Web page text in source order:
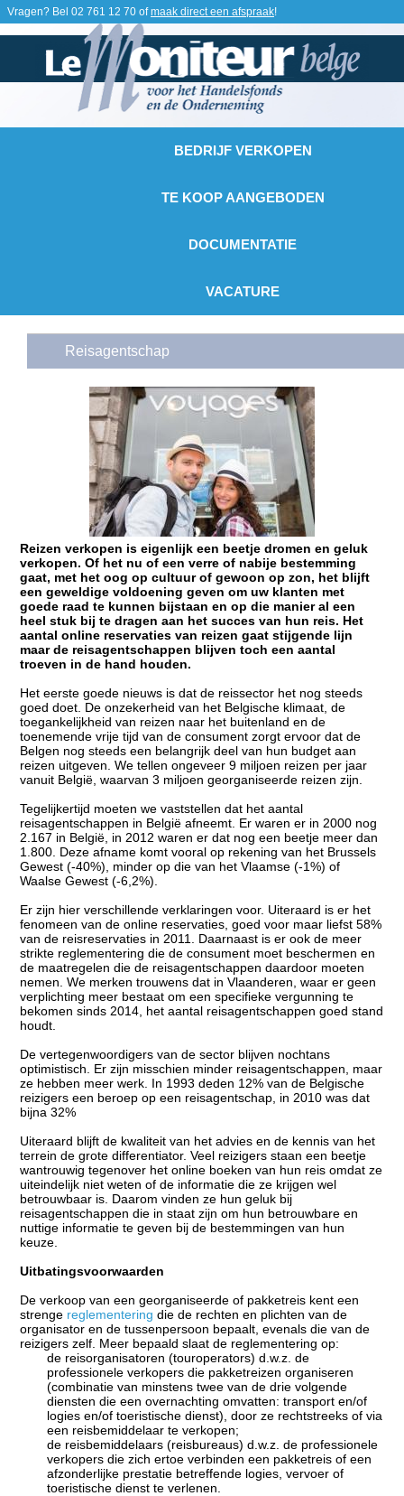
Vragen? Bel 02 761 12 70 ofmaak direct een afspraak!
BEDRIJF VERKOPEN
TE KOOP AANGEBODEN
DOCUMENTATIE
VACATURE
Reisagentschap
Reizen verkopen is eigenlijk een beetje dromen en geluk
verkopen. Of het nu of een verre of nabije bestemming
gaat, met het oog op cultuur of gewoon op zon, het blijft
een geweldige voldoening geven om uw klanten met
goede raad te kunnen bijstaan en op die manier al een
heel stuk bij te dragen aan het succes van hun reis. Het
aantal online reservaties van reizen gaat stijgende lijn
maar de reisagentschappen blijven toch een aantal
troeven in de hand houden.
Het eerste goede nieuws is dat de reissector het nog steeds
goed doet. De onzekerheid van het Belgische klimaat, de
toegankelijkheid van reizen naar het buitenland en de
toenemende vrije tijd van de consument zorgt ervoor dat de
Belgen nog steeds een belangrijk deel van hun budget aan
reizen uitgeven. We tellen ongeveer 9 miljoen reizen per jaar
vanuit België, waarvan 3 miljoen georganiseerde reizen zijn.
Tegelijkertijd moeten we vaststellen dat het aantal
reisagentschappen in België afneemt. Er waren er in 2000 nog
2.167 in België, in 2012 waren er dat nog een beetje meer dan
1.800. Deze afname komt vooral op rekening van het Brussels
Gewest (-40%), minder op die van het Vlaamse (-1%) of
Waalse Gewest (-6,2%).
Er zijn hier verschillende verklaringen voor. Uiteraard is er het
fenomeen van de online reservaties, goed voor maar liefst 58%
van de reisreservaties in 2011. Daarnaast is er ook de meer
strikte reglementering die de consument moet beschermen en
de maatregelen die de reisagentschappen daardoor moeten
nemen. We merken trouwens dat in Vlaanderen, waar er geen
verplichting meer bestaat om een specifieke vergunning te
bekomen sinds 2014, het aantal reisagentschappen goed stand
houdt.
De vertegenwoordigers van de sector blijven nochtans
optimistisch. Er zijn misschien minder reisagentschappen, maar
ze hebben meer werk. In 1993 deden 12% van de Belgische
reizigers een beroep op een reisagentschap, in 2010 was dat
bijna 32%
Uiteraard blijft de kwaliteit van het advies en de kennis van het
terrein de grote differentiator. Veel reizigers staan een beetje
wantrouwig tegenover het online boeken van hun reis omdat ze
uiteindelijk niet weten of de informatie die ze krijgen wel
betrouwbaar is. Daarom vinden ze hun geluk bij
reisagentschappen die in staat zijn om hun betrouwbare en
nuttige informatie te geven bij de bestemmingen van hun
keuze.
Uitbatingsvoorwaarden
De verkoop van een georganiseerde of pakketreis kent een
strenge reglementering die de rechten en plichten van de
organisator en de tussenpersoon bepaalt, evenals die van de
reizigers zelf. Meer bepaald slaat de reglementering op:
de reisorganisatoren (touroperators) d.w.z. de
professionele verkopers die pakketreizen organiseren
(combinatie van minstens twee van de drie volgende
diensten die een overnachting omvatten: transport en/of
logies en/of toeristische dienst), door ze rechtstreeks of via
een reisbemiddelaar te verkopen;
de reisbemiddelaars (reisbureaus) d.w.z. de professionele
verkopers die zich ertoe verbinden een pakketreis of een
afzonderlijke prestatie betreffende logies, vervoer of
toeristische dienst te verlenen.